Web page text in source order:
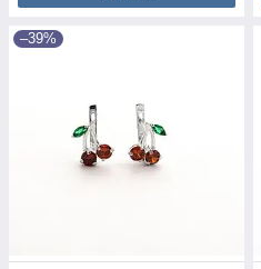
–39%